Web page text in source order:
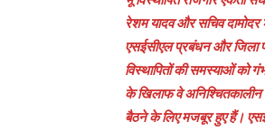
रेशम यादव और सचिव दामोदर
एसईसीएल प्रबंधन और जिला
विस्थापितों की समस्याओं को
के खिलाफ वे
बैठने के लिए मजबूर हुए हैं।